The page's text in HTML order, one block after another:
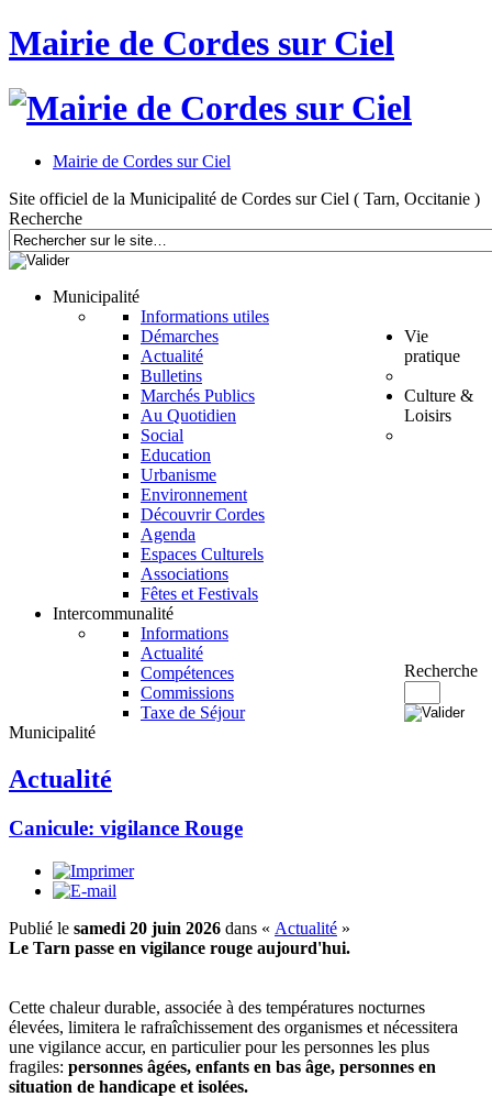
Mairie de Cordes sur Ciel
Mairie de Cordes sur Ciel
Site officiel de la Municipalité de Cordes sur Ciel ( Tarn, Occitanie )
Recherche
Municipalité
Informations utiles
Démarches
Actualité
Bulletins
Marchés Publics
Vie
pratique
Au Quotidien
Social
Education
Urbanisme
Environnement
Culture &
Loisirs
Découvrir Cordes
Agenda
Espaces Culturels
Associations
Fêtes et Festivals
Intercommunalité
Informations
Actualité
Compétences
Commissions
Taxe de Séjour
Recherche
Municipalité
Actualité
Canicule: vigilance Rouge
Publié le samedi 20 juin 2026 dans « Actualité »
Le Tarn passe en vigilance rouge aujourd'hui.
Cette chaleur durable, associée à des températures nocturnes
élevées, limitera le rafraîchissement des organismes et nécessitera
une vigilance accur, en particulier pour les personnes les plus
fragiles: personnes âgées, enfants en bas âge, personnes en
situation de handicape et isolées.